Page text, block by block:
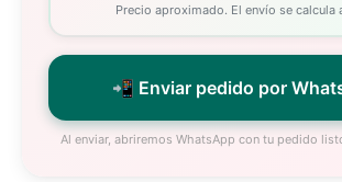
Precio aproximado. El envío se calcula
📲 Enviar pedido por
Al enviar, abriremos WhatsApp con tu pedido